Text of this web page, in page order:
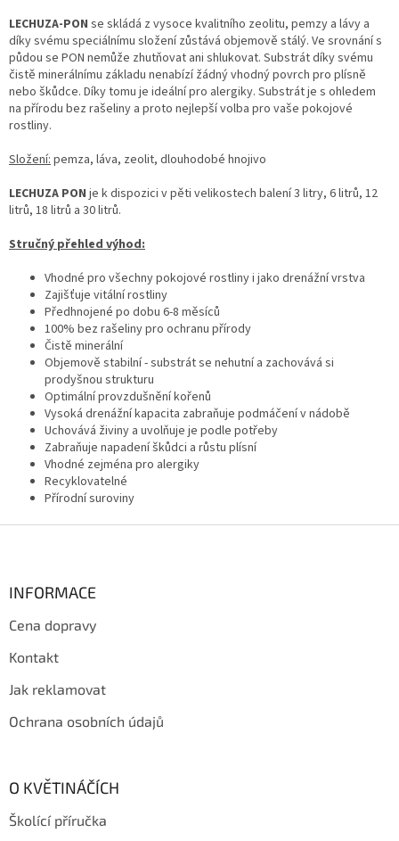
LECHUZA-PON se skládá z vysoce kvalitního zeolitu, pemzy a lávy a
díky svému speciálnímu složení zůstává objemově stálý. Ve srovnání s
půdou se PON nemůže zhutňovat ani shlukovat. Substrát díky svému
čistě minerálnímu základu nenabízí žádný vhodný povrch pro plísně
nebo škůdce. Díky tomu je ideální pro alergiky. Substrát je s ohledem
na přírodu bez rašeliny a proto nejlepší volba pro vaše pokojové
rostliny.
Složení: pemza, láva, zeolit, dlouhodobé hnojivo
LECHUZA PON je k dispozici v pěti velikostech balení 3 litry, 6 litrů, 12
litrů, 18 litrů a 30 litrů.
Stručný přehled výhod:
Vhodné pro všechny pokojové rostliny i jako drenážní vrstva
Zajišťuje vitální rostliny
Předhnojené po dobu 6-8 měsíců
100% bez rašeliny pro ochranu přírody
Čistě minerální
Objemově stabilní - substrát se nehutní a zachovává si
prodyšnou strukturu
Optimální provzdušnění kořenů
Vysoká drenážní kapacita zabraňuje podmáčení v nádobě
Uchovává živiny a uvolňuje je podle potřeby
Zabraňuje napadení škůdci a růstu plísní
Vhodné zejména pro alergiky
Recyklovatelné
Přírodní suroviny
INFORMACE
Cena dopravy
Kontakt
Jak reklamovat
Ochrana osobních údajů
O KVĚTINÁČÍCH
Školící příručka